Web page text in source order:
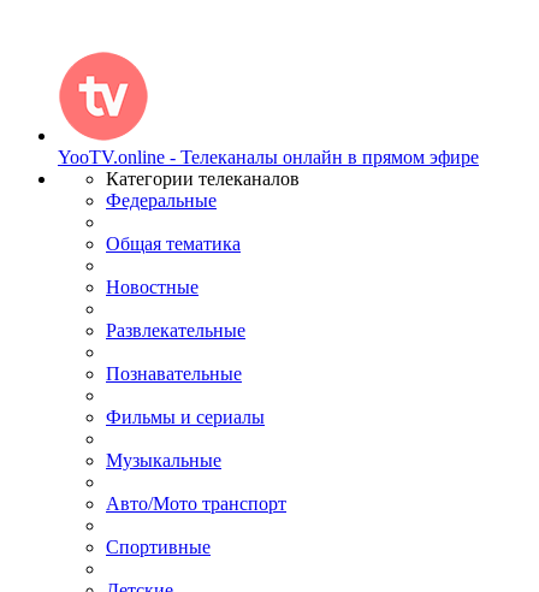
YooTV.online - Телеканалы онлайн в прямом эфире
Категории телеканалов
Федеральные
Общая тематика
Новостные
Развлекательные
Познавательные
Фильмы и сериалы
Музыкальные
Авто/Мото транспорт
Спортивные